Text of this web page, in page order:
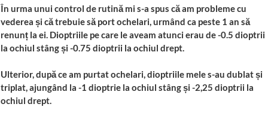
În urma unui control de rutină mi s-a spus că am probleme cu
vederea și că trebuie să port ochelari, urmând ca peste 1 an să
renunț la ei. Dioptriile pe care le aveam atunci erau de -0.5 dioptrii
la ochiul stâng și -0.75 dioptrii la ochiul drept.
Ulterior, după ce am purtat ochelari, dioptriile mele s-au dublat și
triplat, ajungând la -1 dioptrie la ochiul stâng și -2,25 dioptrii la
ochiul drept.